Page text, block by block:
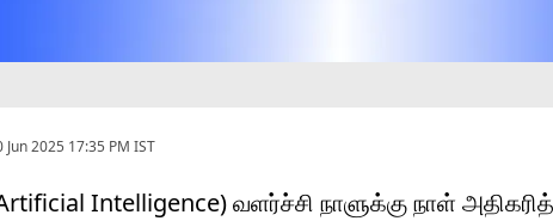
Jun 2025 17:35 PM IST
Intelligence) வளர்ச்சி நாளுக்கு நாள்